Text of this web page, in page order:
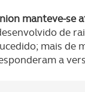
o bloqueio de
no Website e nos
de cookies
manteve-
de
mais
a